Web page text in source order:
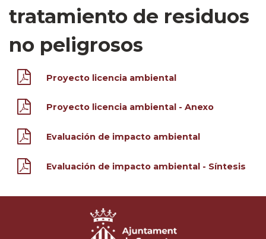
tratamiento de residuos
no peligrosos
Proyecto licencia ambiental
Proyecto licencia ambiental - Anexo
Evaluación de impacto ambiental
Evaluación de impacto ambiental - Síntesis